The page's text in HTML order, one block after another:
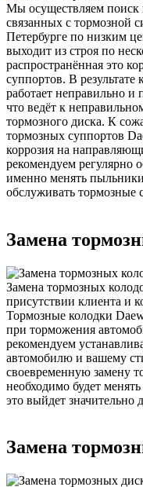
Мы осуществляем поиск
связанных с тормозной
Петербурге по низким
выходит из строя по
распространённая это
суппортов. В
работает неправильно и
что ведёт к
тормозного диска. К
тормозных суппортов
коррозия на
рекомендуем регулярно
именно менять
обслуживать тормозные
Замена
Замена тормозных
присутствии клиента и
Тормозные колодки
при торможения
рекомендуем
автомобилю и вашему
своевременную замену
необходимо будет
это выйдет значительно
Замена